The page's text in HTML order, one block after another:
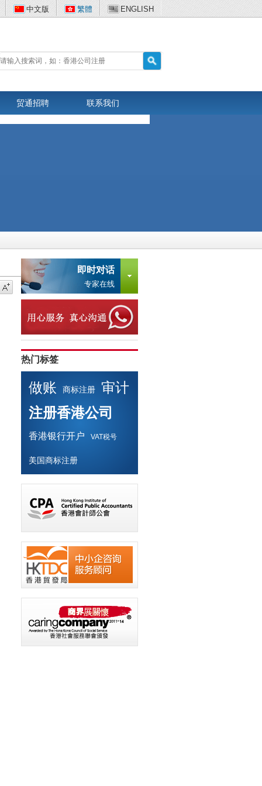
中文版 繁體 ENGLISH
贸通招聘 联系我们
即时对话
专家在线
热门标签
做账 商标注册
审计
注册香港公司
香港银行开户 VAT税号
美国商标注册